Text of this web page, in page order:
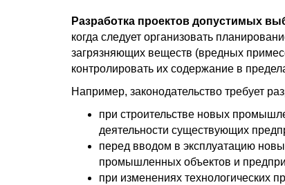
Разработка проектов допустимых
когда следует организовать
загрязняющих веществ (вредных
контролировать их содержание в
Например, законодательство требует
при строительстве новых
деятельности существующих
перед вводом в эксплуатацию
промышленных объектов и
при изменениях технологических